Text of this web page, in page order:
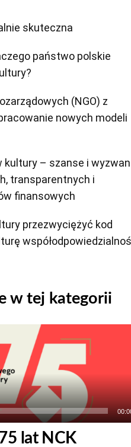
skuteczna
państwo polskie
(NGO) z
nowych modeli
kultury – szanse i
transparentnych i
finansowych
przezwyciężyć kod
w tej kategorii
lat NCK